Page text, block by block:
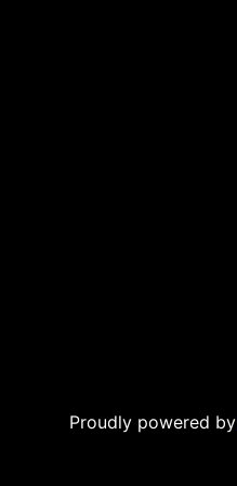
Proudly powered by